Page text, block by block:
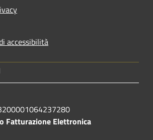
accessibilità
Fatturazione Elettronica